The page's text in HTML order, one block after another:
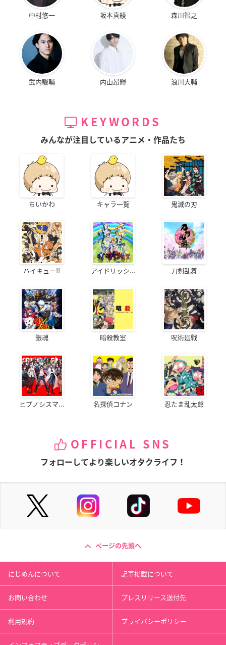
中村悠一 坂本真綾 森川智之
武内駿輔 内山昂輝 浪川大輔
KEYWORDS
みんなが注目しているアニメ・作品たち
ちいかわ キャラ一覧 鬼滅の刃
ハイキュー!! アイドリッシ... 刀剣乱舞
銀魂 暗殺教室 呪術廻戦
ヒプノシスマ... 名探偵コナン 忍たま乱太郎
OFFICIAL SNS
フォローしてより楽しいオタクライフ！
ページの先頭へ
にじめんについて 記事掲載について
お問い合わせ プレスリリース送付先
利用規約 プライバシーポリシー